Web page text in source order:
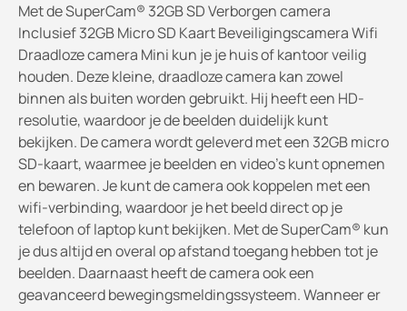
Met de SuperCam® 32GB SD Verborgen camera
Inclusief 32GB Micro SD Kaart Beveiligingscamera Wifi
Draadloze camera Mini kun je je huis of kantoor veilig
houden. Deze kleine, draadloze camera kan zowel
binnen als buiten worden gebruikt. Hij heeft een HD-
resolutie, waardoor je de beelden duidelijk kunt
bekijken. De camera wordt geleverd met een 32GB micro
SD-kaart, waarmee je beelden en video's kunt opnemen
en bewaren. Je kunt de camera ook koppelen met een
wifi-verbinding, waardoor je het beeld direct op je
telefoon of laptop kunt bekijken. Met de SuperCam® kun
je dus altijd en overal op afstand toegang hebben tot je
beelden. Daarnaast heeft de camera ook een
geavanceerd bewegingsmeldingssysteem. Wanneer er